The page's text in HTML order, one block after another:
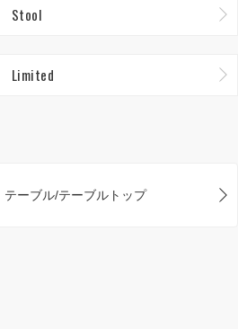
Stool
Limited
テーブル/テーブルトップ